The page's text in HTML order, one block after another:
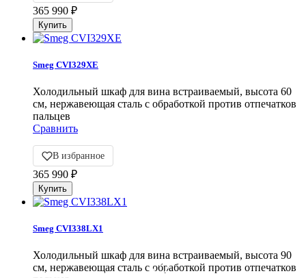
365 990 ₽
Smeg CVI329XE
Холодильный шкаф для вина встраиваемый, высота 60
см, нержавеющая сталь с обработкой против отпечатков
пальцев
Сравнить
В избранное
365 990 ₽
Smeg CVI338LX1
Холодильный шкаф для вина встраиваемый, высота 90
см, нержавеющая сталь с обработкой против отпечатков